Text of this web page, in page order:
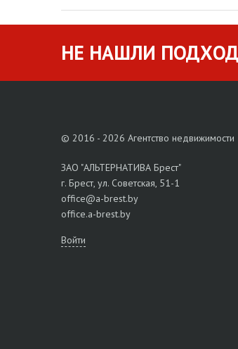
НЕ НАШЛИ
© 2016 - 2026 Агентство недвижимости
ЗАО "АЛЬТЕРНАТИВА Брест"
г. Брест, ул. Советская, 51-1
office@a-brest.by
office.a-brest.by
Войти